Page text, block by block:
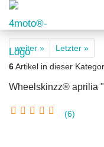
weiter »
Letzter »
6Artikel in dieser
Wheelskinzz® aprilia
6